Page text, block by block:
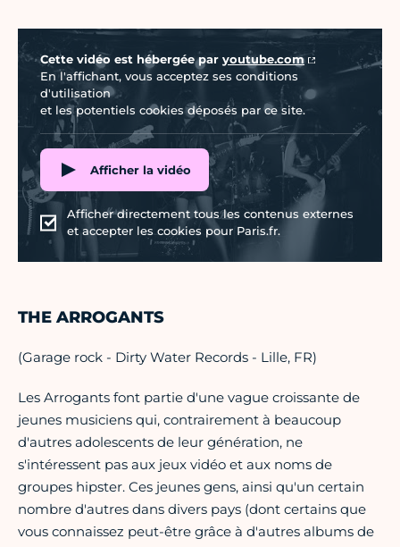
Vidéo Youtube
Cette vidéo est hébergée par youtube.com
En l'affichant, vous acceptez ses conditions
d'utilisation
et les potentiels cookies déposés par ce site.
Afficher la vidéo
Afficher directement tous les contenus externes
et accepter les cookies pour Paris.fr.
THE ARROGANTS
(Garage rock - Dirty Water Records - Lille, FR)
Les Arrogants font partie d'une vague croissante de
jeunes musiciens qui, contrairement à beaucoup
d'autres adolescents de leur génération, ne
s'intéressent pas aux jeux vidéo et aux noms de
groupes hipster. Ces jeunes gens, ainsi qu'un certain
nombre d'autres dans divers pays (dont certains que
vous connaissez peut-être grâce à d'autres albums de